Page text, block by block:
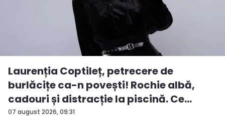
07 august 2026, 09:31
Laurenția Coptileț, petrecere de
burlăcițe ca-n povești! Rochie albă,
cadouri și distracție la piscină. Ce
surp...